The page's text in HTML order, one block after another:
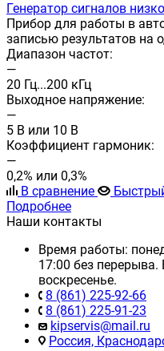
Генератор сигналов
Прибор для работы в
записью результатов на
Диапазон частот:
—
20 Гц...200 кГц
Выходное напряжение:
—
5 В или 10 В
Коэффициент гармоник:
—
0,2% или 0,3%
В сравнение
Подробнее
Наши контакты
Время работы:
17:00 без
воскресенье.
8 (861) 225-92-66
8 (861) 225-91-23
kipservis@mail.ru
Россия,